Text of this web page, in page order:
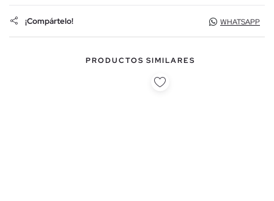
¡Compártelo! WHATSAPP
PRODUCTOS SIMILARES